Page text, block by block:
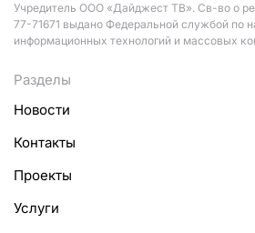
Учредитель ООО «Дайджест ТВ». Св-во о
77-71671 выдано Федеральной службой по
информационных технологий и массовых
Разделы
Новости
Контакты
Проекты
Услуги